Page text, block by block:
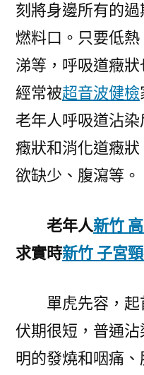
刻將身邊所有的
燃料口。只要低
涕等，呼吸道癥狀
經常被超音波健檢
老年人呼吸道沾
癥狀和消化道癥
欲缺少、腹瀉等。
老年人新竹
求實時新竹 子宮
單虎先容，
伏期很短，普通
明的發燒和咽痛